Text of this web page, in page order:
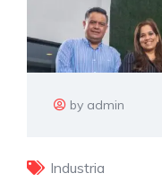
by admin
Industria